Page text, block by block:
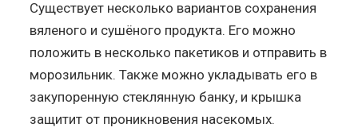
Существует несколько вариантов сохранения
вяленого и сушёного продукта. Его можно
положить в несколько пакетиков и отправить в
морозильник. Также можно укладывать его в
закупоренную стеклянную банку, и крышка
защитит от проникновения насекомых.